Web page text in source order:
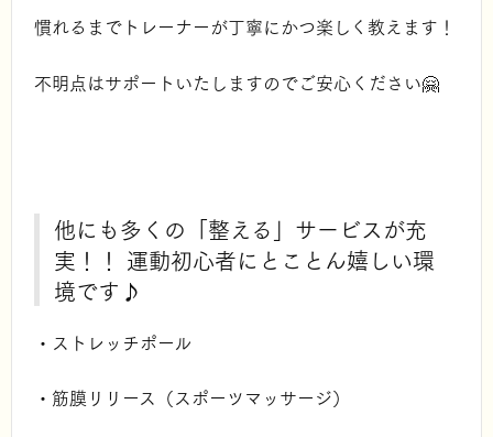
慣れるまでトレーナーが丁寧にかつ楽しく教えます！
不明点はサポートいたしますのでご安心ください🤗
他にも多くの「整える」サービスが充
実！！ 運動初心者にとことん嬉しい環
境です♪
・ストレッチポール
・筋膜リリース（スポーツマッサージ）